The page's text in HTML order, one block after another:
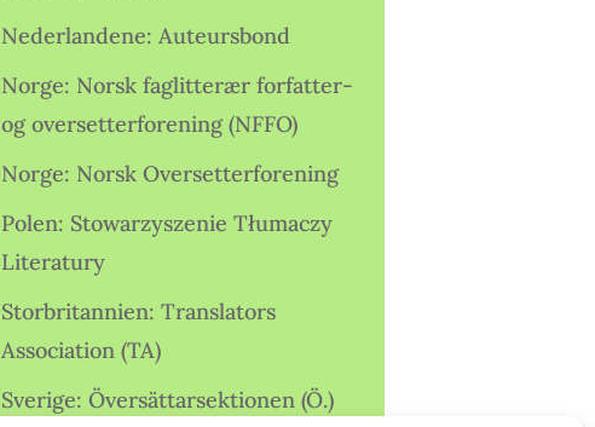
Nederlandene: Auteursbond
Norge: Norsk faglitterær forfatter-
og oversetterforening (NFFO)
Norge: Norsk Oversetterforening
Polen: Stowarzyszenie Tłumaczy
Literatury
Storbritannien: Translators
Association (TA)
Sverige: Översättarsektionen (Ö.)